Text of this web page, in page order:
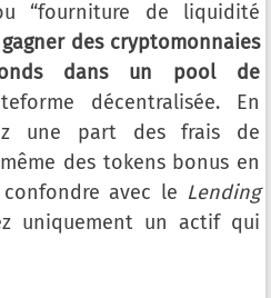
“fourniture de liquidité
gagner des cryptomonnaies
dans un pool de
décentralisée. En
une part des frais de
des tokens bonus en
avec le Lending
uniquement un actif qui